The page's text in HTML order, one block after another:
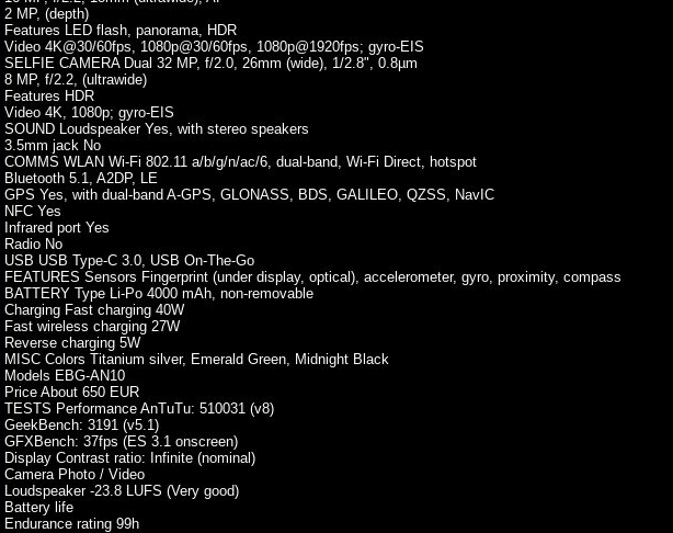
2 MP, (depth)
Features LED flash, panorama, HDR
Video 4K@30/60fps, 1080p@30/60fps, 1080p@1920fps; gyro-EIS
SELFIE CAMERA Dual 32 MP, f/2.0, 26mm (wide), 1/2.8", 0.8µm
8 MP, f/2.2, (ultrawide)
Features HDR
Video 4K, 1080p; gyro-EIS
SOUND Loudspeaker Yes, with stereo speakers
3.5mm jack No
COMMS WLAN Wi-Fi 802.11 a/b/g/n/ac/6, dual-band, Wi-Fi Direct, hotspot
Bluetooth 5.1, A2DP, LE
GPS Yes, with dual-band A-GPS, GLONASS, BDS, GALILEO, QZSS, NavIC
NFC Yes
Infrared port Yes
Radio No
USB USB Type-C 3.0, USB On-The-Go
FEATURES Sensors Fingerprint (under display, optical), accelerometer, gyro, proximity, compass
BATTERY Type Li-Po 4000 mAh, non-removable
Charging Fast charging 40W
Fast wireless charging 27W
Reverse charging 5W
MISC Colors Titanium silver, Emerald Green, Midnight Black
Models EBG-AN10
Price About 650 EUR
TESTS Performance AnTuTu: 510031 (v8)
GeekBench: 3191 (v5.1)
GFXBench: 37fps (ES 3.1 onscreen)
Display Contrast ratio: Infinite (nominal)
Camera Photo / Video
Loudspeaker -23.8 LUFS (Very good)
Battery life
Endurance rating 99h